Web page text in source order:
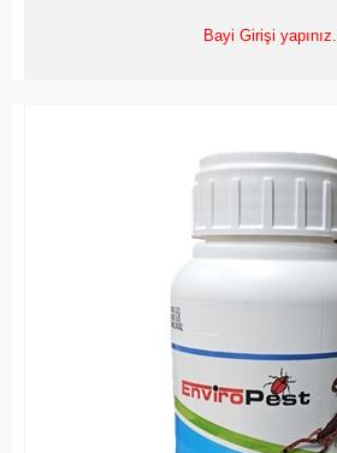
Bayi Girişi yapınız.